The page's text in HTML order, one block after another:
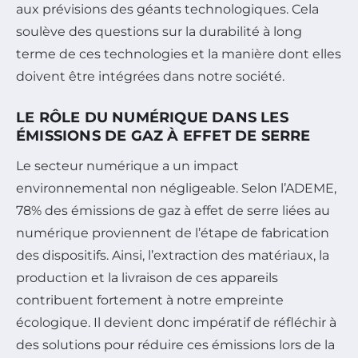
aux prévisions des géants technologiques. Cela
soulève des questions sur la durabilité à long
terme de ces technologies et la manière dont elles
doivent être intégrées dans notre société.
LE RÔLE DU NUMÉRIQUE DANS LES
ÉMISSIONS DE GAZ À EFFET DE SERRE
Le secteur numérique a un impact
environnemental non négligeable. Selon l’ADEME,
78% des émissions de gaz à effet de serre liées au
numérique proviennent de l’étape de fabrication
des dispositifs. Ainsi, l’extraction des matériaux, la
production et la livraison de ces appareils
contribuent fortement à notre empreinte
écologique. Il devient donc impératif de réfléchir à
des solutions pour réduire ces émissions lors de la